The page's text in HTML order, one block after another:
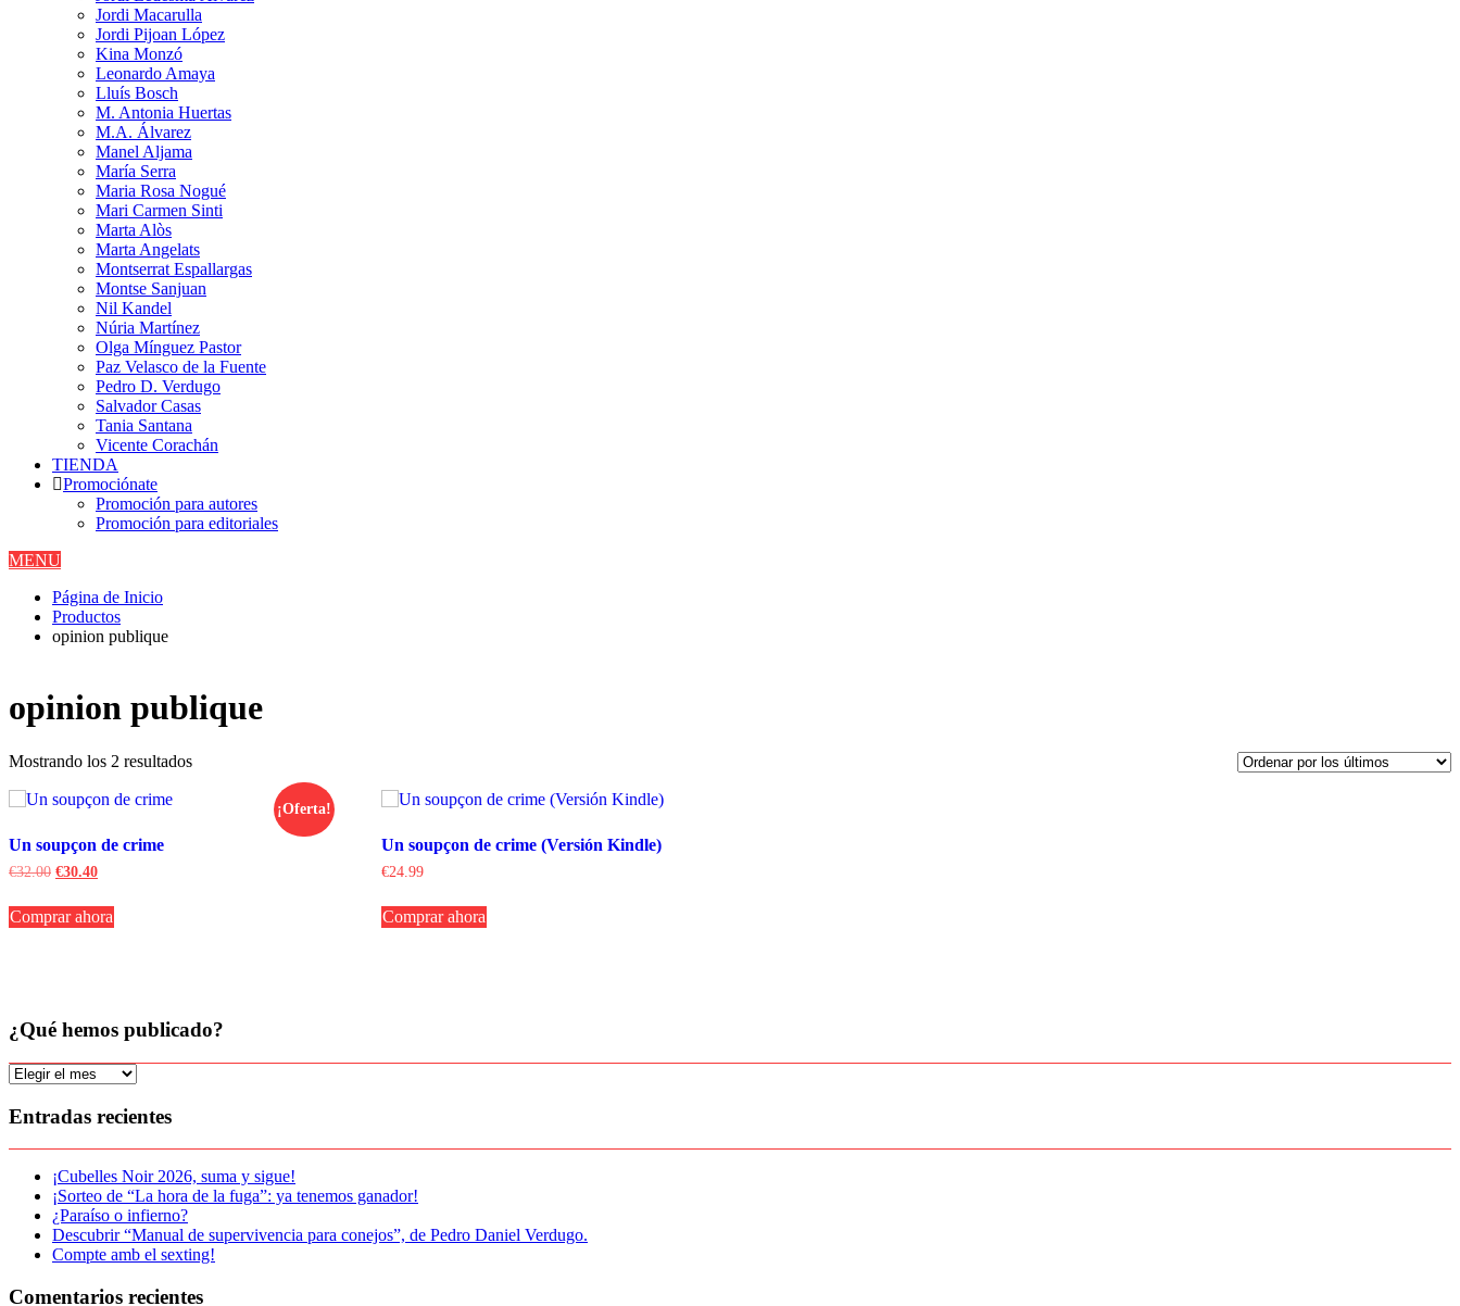
Jordi Macarulla
Jordi Pijoan López
Kina Monzó
Leonardo Amaya
Lluís Bosch
M. Antonia Huertas
M.A. Álvarez
Manel Aljama
María Serra
Maria Rosa Nogué
Mari Carmen Sinti
Marta Alòs
Marta Angelats
Montserrat Espallargas
Montse Sanjuan
Nil Kandel
Núria Martínez
Olga Mínguez Pastor
Paz Velasco de la Fuente
Pedro D. Verdugo
Salvador Casas
Tania Santana
Vicente Corachán
TIENDA
Promociónate
Promoción para autores
Promoción para editoriales
MENU
Página de Inicio
Productos
opinion publique
opinion publique
Mostrando los 2 resultadosOrdenado
¡Oferta!
Un soupçon de crime
€32.00 El
original
era:
€30.40El
actual
es:
Comprar ahora
Un soupçon de crime (Versión Kindle)
€24.99
Comprar ahora
¿Qué hemos publicado?
¿Qué
publicado?
Entradas recientes
¡Cubelles Noir 2026, suma y sigue!
¡Sorteo de “La hora de la fuga”: ya tenemos ganador!
¿Paraíso o infierno?
Descubrir “Manual de supervivencia para conejos”, de Pedro Daniel Verdugo.
Compte amb el sexting!
Comentarios recientes